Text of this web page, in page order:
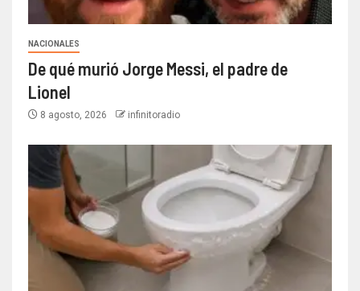
NACIONALES
De qué murió Jorge Messi, el padre de
Lionel
8 agosto, 2026 infinitoradio